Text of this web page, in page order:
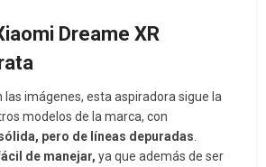
Dreame XR
las imágenes, esta aspiradora sigue la
modelos de la marca, con
pero de líneas depuradas
de manejar, ya que además de ser